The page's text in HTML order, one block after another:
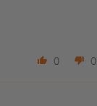
0 0